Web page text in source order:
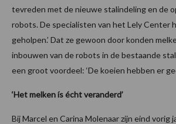
tevreden met de nieuwe stalindeling en de
robots. De specialisten van het Lely Center
geholpen.’ Dat ze gewoon door konden
inbouwen van de robots in de bestaande
een groot voordeel: ‘De koeien hebben er
‘Het melken ís écht veranderd’
Bij Marcel en Carina Molenaar zijn eind vorig